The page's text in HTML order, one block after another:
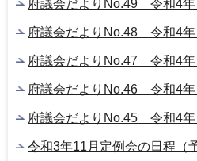
府議会だよりNo.49 令和4
府議会だよりNo.48 令和4
府議会だよりNo.47 令和4
府議会だよりNo.46 令和4
府議会だよりNo.45 令和4
令和3年11月定例会の日程（